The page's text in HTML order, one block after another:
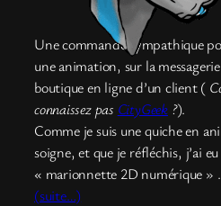
Une commande sympathique
une animation, sur la
boutique en ligne d’un client (
connaissez pas CityGeek?).
Comme je suis une quiche en
soigne, et que je réfléchis, j’ai
« marionnette 2D numérique » .
(suite…)